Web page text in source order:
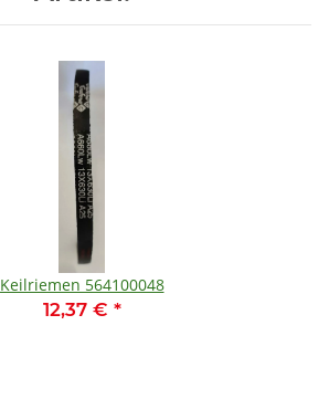
Keilriemen 564100048
12,37 € *